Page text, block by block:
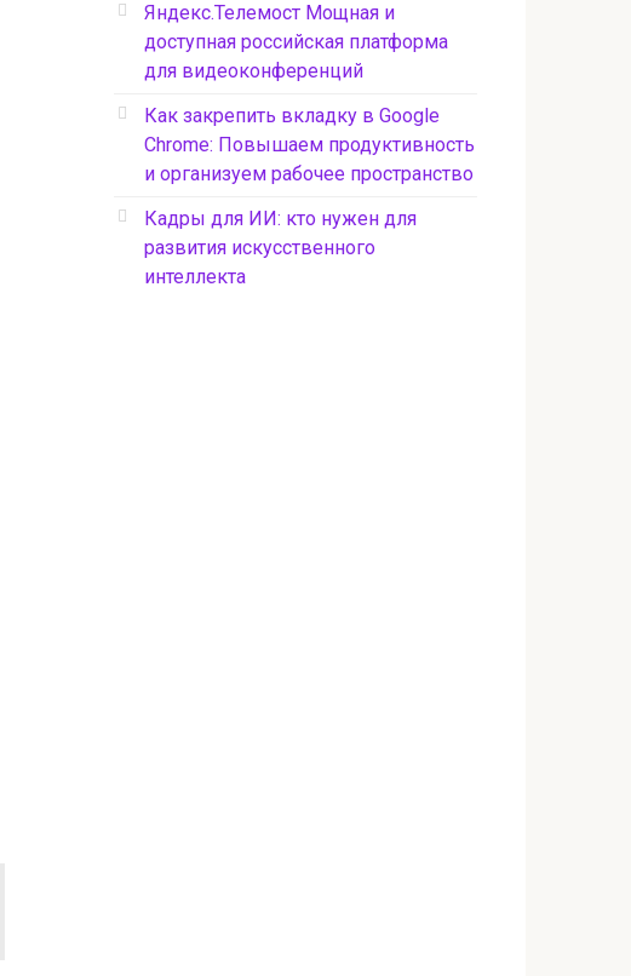
Яндекс.Телемост Мощная и
доступная российская платформа
для видеоконференций
Как закрепить вкладку в Google
Chrome: Повышаем продуктивность
и организуем рабочее пространство
Кадры для ИИ: кто нужен для
развития искусственного
интеллекта